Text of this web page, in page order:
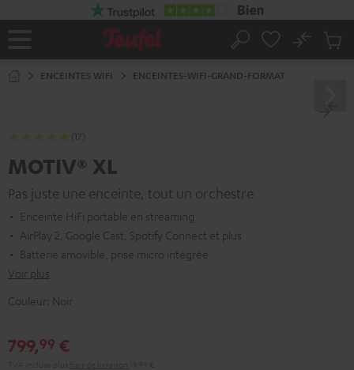
Page
Rechercher
No
ENCEINTES WIFI ENCEINTES-WIFI-GRAND-FORMAT
(17)
MOTIV® XL
Pas juste une enceinte, tout un orchestre
Enceinte HiFi portable en streaming
AirPlay 2, Google Cast, Spotify Connect et plus
Batterie amovible, prise micro intégrée
Voir plus
Couleur: Noir
799,99 €